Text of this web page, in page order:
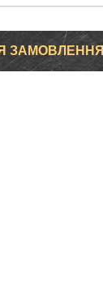
ЗАМОВЛЕННЯ